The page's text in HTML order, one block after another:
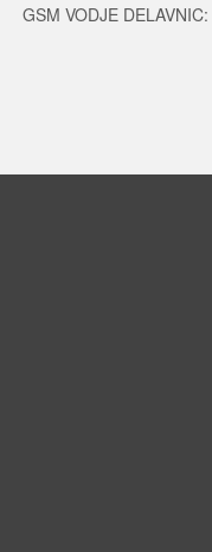
GSM VODJE DELAVNIC: